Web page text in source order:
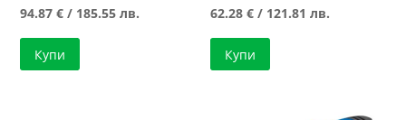
price
94.87€ / 185.55 лв.
Купи
price
62.28€ / 121.81 лв.
Купи